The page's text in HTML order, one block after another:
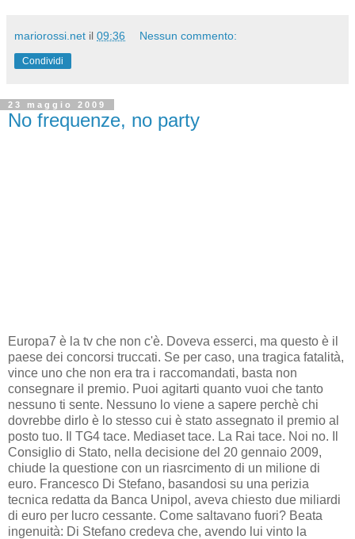
mariorossi.net il 09:36 Nessun commento:
Condividi
23 maggio 2009
No frequenze, no party
Europa7 è la tv che non c'è. Doveva esserci, ma questo è il
paese dei concorsi truccati. Se per caso, una tragica fatalità,
vince uno che non era tra i raccomandati, basta non
consegnare il premio. Puoi agitarti quanto vuoi che tanto
nessuno ti sente. Nessuno lo viene a sapere perchè chi
dovrebbe dirlo è lo stesso cui è stato assegnato il premio al
posto tuo. Il TG4 tace. Mediaset tace. La Rai tace. Noi no. Il
Consiglio di Stato, nella decisione del 20 gennaio 2009,
chiude la questione con un riasrcimento di un milione di
euro. Francesco Di Stefano, basandosi su una perizia
tecnica redatta da Banca Unipol, aveva chiesto due miliardi
di euro per lucro cessante. Come saltavano fuori? Beata
ingenuità: Di Stefano credeva che, avendo lui vinto la